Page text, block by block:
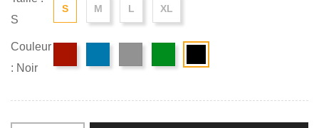
S
S M L XL
Couleur
: Noir